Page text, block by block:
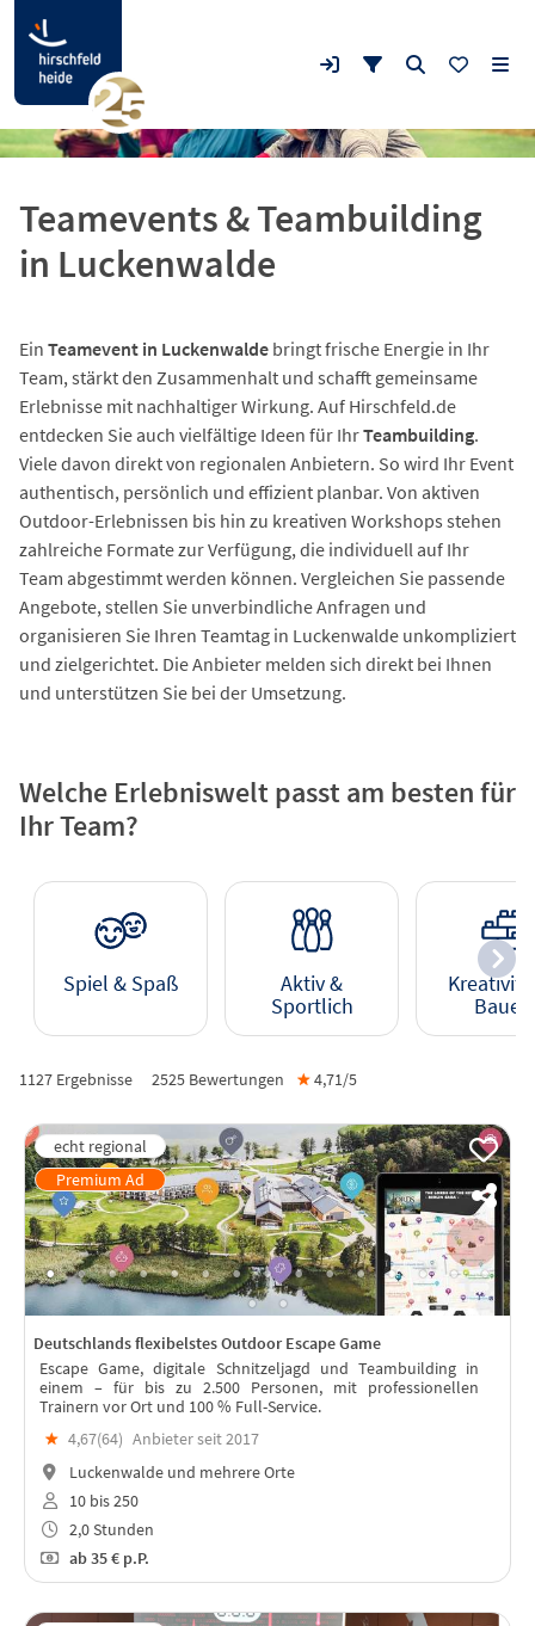
Teamevents & Teambuilding
in Luckenwalde
Ein Teamevent in Luckenwalde bringt frische Energie in Ihr
Team, stärkt den Zusammenhalt und schafft gemeinsame
Erlebnisse mit nachhaltiger Wirkung. Auf Hirschfeld.de
entdecken Sie auch vielfältige Ideen für IhrTeambuilding.
Viele davon direkt von regionalen Anbietern. So wird Ihr Event
authentisch, persönlich und effizient planbar. Von aktiven
Outdoor-Erlebnissen bis hin zu kreativen Workshops stehen
zahlreiche Formate zur Verfügung, die individuell auf Ihr
Team abgestimmt werden können. Vergleichen Sie passende
Angebote, stellen Sie unverbindliche Anfragen und
organisieren Sie Ihren Teamtag in Luckenwalde unkompliziert
und zielgerichtet. Die Anbieter melden sich direkt bei Ihnen
und unterstützen Sie bei der Umsetzung.
Welche Erlebniswelt passt am besten für
Ihr Team?
Spiel & Spaß
Aktiv &
Sportlich
Bauen
1127 Ergebnisse 2525 Bewertungen ★4,71/5
Deutschlands flexibelstes Outdoor Escape Game
Escape Game, digitale Schnitzeljagd und Teambuilding in
einem – für bis zu 2.500 Personen, mit professionellen
Trainern vor Ort und 100 % Full-Service.
★ 4,67(64) Anbieter seit 2017
Luckenwalde und mehrere Orte
10 bis 250
2,0 Stunden
ab35 € p.P.